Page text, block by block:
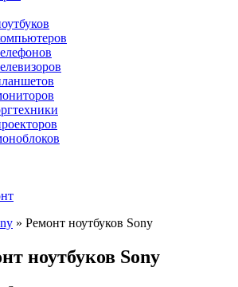
» Ремонт ноутбуков Sony
ноутбуков Sony